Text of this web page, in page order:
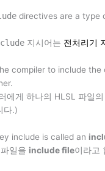
directives are a type
지시어는 전처리기
compiler to include the
에게 하나의 HLSL 파일
다.)
include is called an
일을 include file이라고